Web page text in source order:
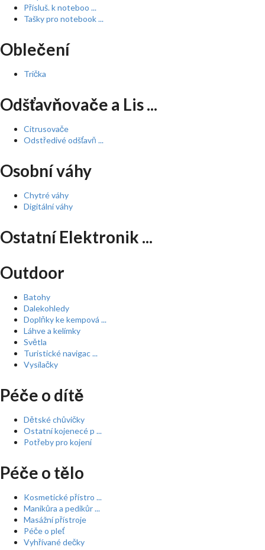
Přísluš. k noteboo ...
Tašky pro notebook ...
Oblečení
Trička
Odšťavňovače a Lis ...
Citrusovače
Odstředivé odšťavň ...
Osobní váhy
Chytré váhy
Digitální váhy
Ostatní Elektronik ...
Outdoor
Batohy
Dalekohledy
Doplňky ke kempová ...
Láhve a kelímky
Světla
Turistické navigac ...
Vysílačky
Péče o dítě
Dětské chůvičky
Ostatní kojenecé p ...
Potřeby pro kojení
Péče o tělo
Kosmetické přístro ...
Manikůra a pedikůr ...
Masážní přístroje
Péče o pleť
Vyhřívané dečky